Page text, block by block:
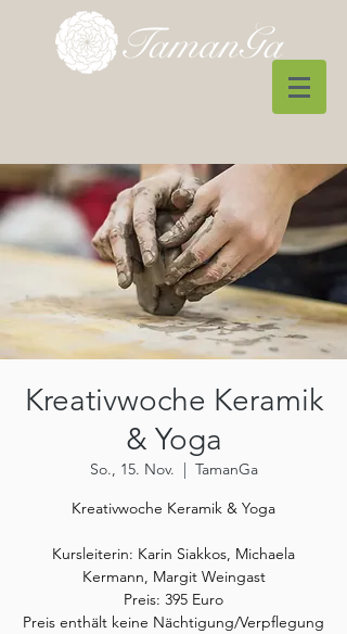
Kreativwoche Keramik
& Yoga
So., 15. Nov.
  |
TamanGa
Kreativwoche Keramik & Yoga
Kursleiterin: Karin Siakkos, Michaela
Kermann, Margit Weingast
Preis: 395 Euro
Preis enthält keine Nächtigung/Verpflegung